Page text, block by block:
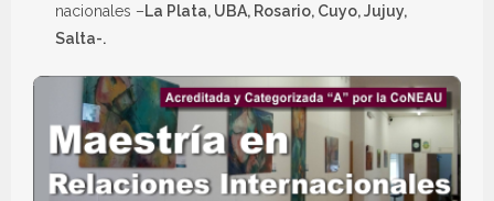
nacionales –La Plata, UBA, Rosario, Cuyo, Jujuy,
Salta-.